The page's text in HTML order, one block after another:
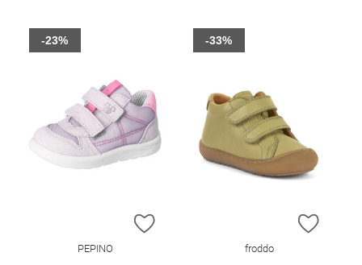
ZUR WUNSCHLISTE HINZUFÜGEN
PEPINO
-23%
ZUR
froddo
-33%